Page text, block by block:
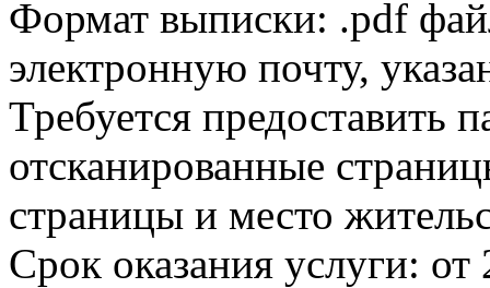
Формат выписки: .pdf
электронную почту,
Требуется предоставить
отсканированные
страницы и место
Срок оказания услуги: от